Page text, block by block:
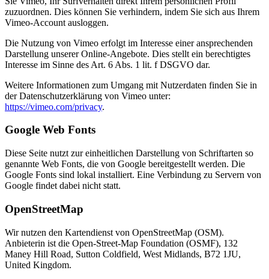
zuzuordnen. Dies können Sie verhindern, indem Sie sich aus Ihrem
Vimeo-Account ausloggen.
Die Nutzung von Vimeo erfolgt im Interesse einer ansprechenden
Darstellung unserer Online-Angebote. Dies stellt ein berechtigtes
Interesse im Sinne des Art. 6 Abs. 1 lit. f DSGVO dar.
Weitere Informationen zum Umgang mit Nutzerdaten finden Sie in
der Datenschutzerklärung von Vimeo unter:
https://vimeo.com/privacy.
Google Web Fonts
Diese Seite nutzt zur einheitlichen Darstellung von Schriftarten so
genannte Web Fonts, die von Google bereitgestellt werden. Die
Google Fonts sind lokal installiert. Eine Verbindung zu Servern von
Google findet dabei nicht statt.
OpenStreetMap
Wir nutzen den Kartendienst von OpenStreetMap (OSM).
Anbieterin ist die Open-Street-Map Foundation (OSMF), 132
Maney Hill Road, Sutton Coldfield, West Midlands, B72 1JU,
United Kingdom.